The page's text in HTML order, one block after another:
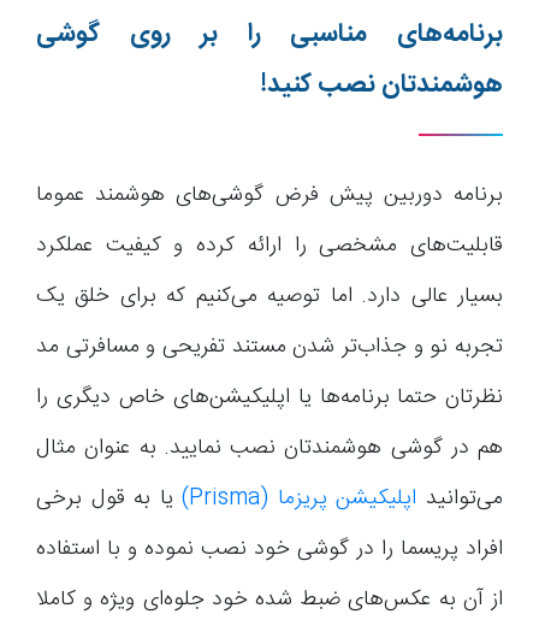
برنامه‌های مناسبی را بر روی گوشی
هوشمندتان نصب کنید!
برنامه دوربین پیش فرض گوشی‌های هوشمند عموما
قابلیت‌های مشخصی را ارائه کرده و کیفیت عملکرد
بسیار عالی دارد. اما توصیه می‌کنیم که برای خلق یک
تجربه نو و جذاب‌تر شدن مستند تفریحی و مسافرتی مد
نظرتان حتما برنامه‌ها یا اپلیکیشن‌های خاص دیگری را
هم در گوشی هوشمندتان نصب نمایید. به عنوان مثال
می‌توانید اپلیکیشن پریزما (Prisma)
یا به قول برخی
افراد پریسما را در گوشی خود نصب نموده و با استفاده
از آن به عکس‌های ضبط شده خود جلوه‌ای ویژه و کاملا